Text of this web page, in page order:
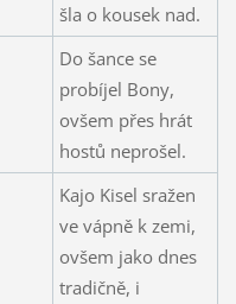
šla o kousek nad.
Do šance se
probíjel Bony,
ovšem přes hrát
hostů neprošel.
Kajo Kisel sražen
ve vápně k zemi,
ovšem jako dnes
tradičně, i